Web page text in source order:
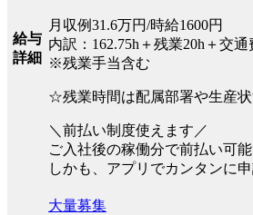
給与
詳細
月収例31.6万円/時給1600円
内訳：162.75h＋残業20h＋交通
※残業手当含む
☆残業時間は配属部署や生産状
＼前払い制度使えます／
ご入社後の稼働分で前払い可能
しかも、アプリでカンタンに
大量募集